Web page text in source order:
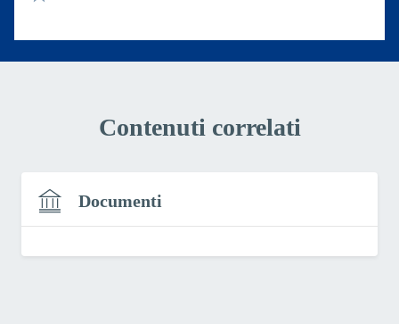
Contenuti correlati
Documenti